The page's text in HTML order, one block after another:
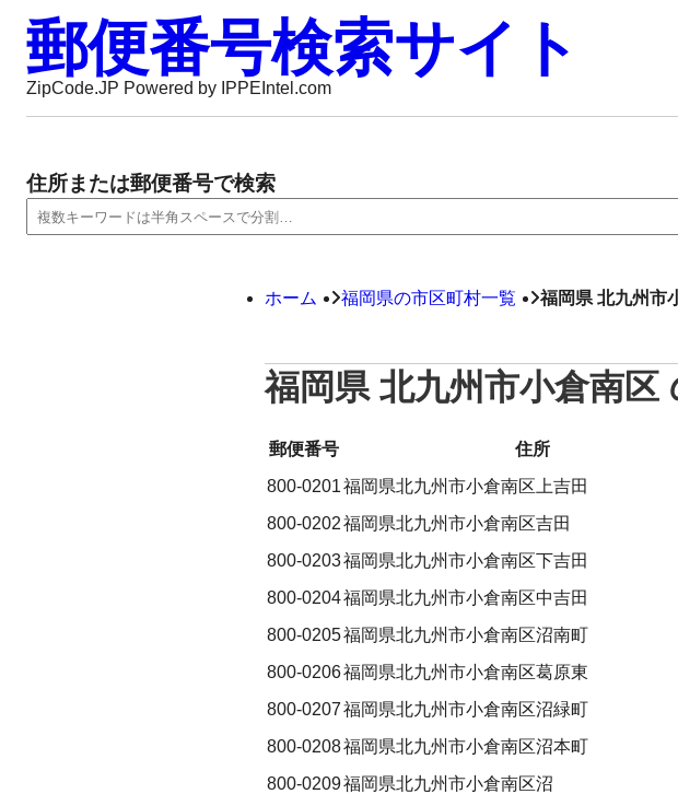
郵便番号検索サイト
ZipCode.JP Powered by IPPEIntel.com
住所または郵便番号で検索
ホーム 福岡県の市区町村一覧 福岡県 北九州市
福岡県 北九州市小倉南区
郵便番号
住所
800-0201福岡県北九州市小倉南区上吉田
800-0202福岡県北九州市小倉南区吉田
800-0203福岡県北九州市小倉南区下吉田
800-0204福岡県北九州市小倉南区中吉田
800-0205福岡県北九州市小倉南区沼南町
800-0206福岡県北九州市小倉南区葛原東
800-0207福岡県北九州市小倉南区沼緑町
800-0208福岡県北九州市小倉南区沼本町
800-0209福岡県北九州市小倉南区沼